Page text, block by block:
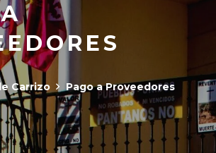
Carrizo Pago a Proveedores